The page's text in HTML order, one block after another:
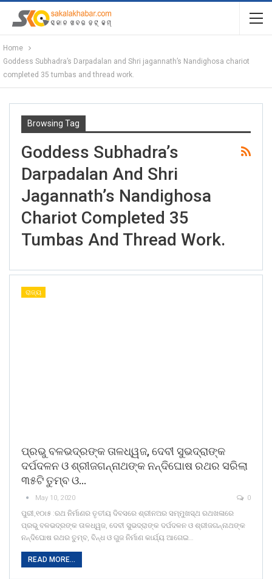
Home
Goddess Subhadra’s Darpadalan and Shri jagannath’s Nandighosa chariot
completed 35 tumbas and thread work.
Browsing Tag
Goddess Subhadra’s
Darpadalan And Shri
Jagannath’s Nandighosa
Chariot Completed 35
Tumbas And Thread Work.
ରାଜ୍ୟ
ପ୍ରଭୁ ବଳଭଦ୍ରଙ୍କ ତାଳଧ୍ୱଜ, ଦେବୀ ସୁଭଦ୍ରାଙ୍କ
ଦର୍ପଦଳନ ଓ ଶ୍ରୀଜଗନ୍ନାଥଙ୍କ ନନ୍ଦିଘୋଷ ରଥର ସରିଲା
୩୫ଟି ତୁମ୍ବ ଓ…
May 10, 2020 0
ପୁରୀ,୧୦ା୫ :ରଥ ନିର୍ମାଣର ତୃତୀୟ ଦିବସରେ ଶ୍ରୀନଅର ସମ୍ମୁଖସ୍ଥ ରଥଖଳାରେ
ପ୍ରଭୁ ବଳଭଦ୍ରଙ୍କ ତାଳଧ୍ୱଜ, ଦେବୀ ସୁଭଦ୍ରାଙ୍କ ଦର୍ପଦଳନ ଓ ଶ୍ରୀଜଗନ୍ନାଥଙ୍କ
ନନ୍ଦିଘୋଷ ରଥର ତୁମ୍ବ, ବିନ୍ଧ ଓ ଗୁଜ ନିର୍ମାଣ କାର୍ଯ୍ୟ ଆଗେଇ…
READ MORE...